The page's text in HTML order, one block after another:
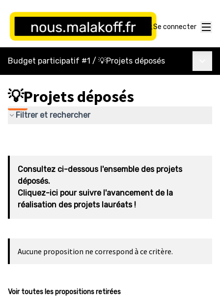
Se connecter
Budget participatif #1 / 💡Projets déposés
💡Projets déposés
Filtrer et rechercher
Consultez ci-dessous l'ensemble des projets
déposés.
Cliquez-ici pour suivre l'avancement de la
réalisation des projets lauréats !
Aucune proposition ne correspond à ce critère.
Voir toutes les propositions retirées